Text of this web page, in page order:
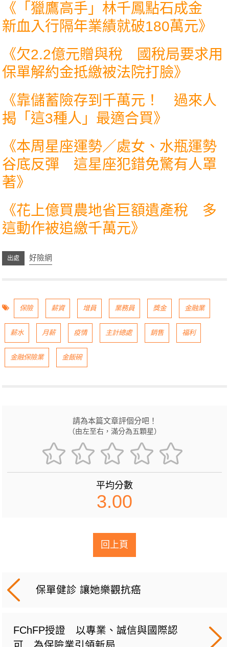
《 「獵鷹高手」林千鳳點石成金
新血入行隔年業績就破180萬元》
《欠2.2億元贈與稅 國稅局要求用
保單解約金抵繳被法院打臉》
《靠儲蓄險存到千萬元！ 過來人
揭「這3種人」最適合買》
《本周星座運勢／處女、水瓶運勢
谷底反彈 這星座犯錯免驚有人罩
著》
《花上億買農地省巨額遺產稅 多
這動作被追繳千萬元》
好險網
保險 薪資 增員 業務員 獎金 金融業
薪水 月薪 疫情 主計總處 銷售 福利
金融保險業 金飯碗
請為本篇文章評個分吧！
（由左至右，滿分為五顆星）
平均分數
3.00
回上頁
保單健診 讓她樂觀抗癌
FChFP授證 以專業、誠信與國際認